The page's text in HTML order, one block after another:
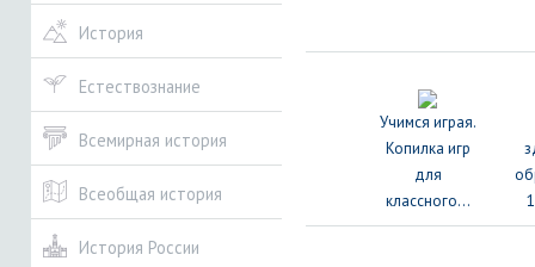
История
Естествознание
Всемирная история
Всеобщая история
История России
Учимся играя.
Копилка игр
для
классного...